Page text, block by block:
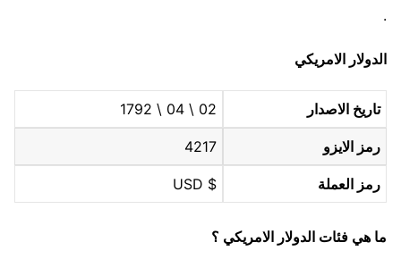
.
الدولار الامريكي
تاريخ الاصدار 02 \ 04 \ 1792
رمز الايزو 4217
رمز العملة $ USD
ما هي فئات الدولار الامريكي ؟